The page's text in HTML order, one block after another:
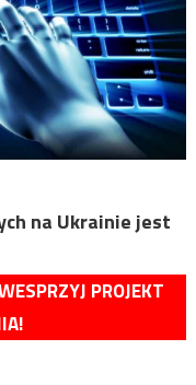
na Ukrainie jest
PROJEKT